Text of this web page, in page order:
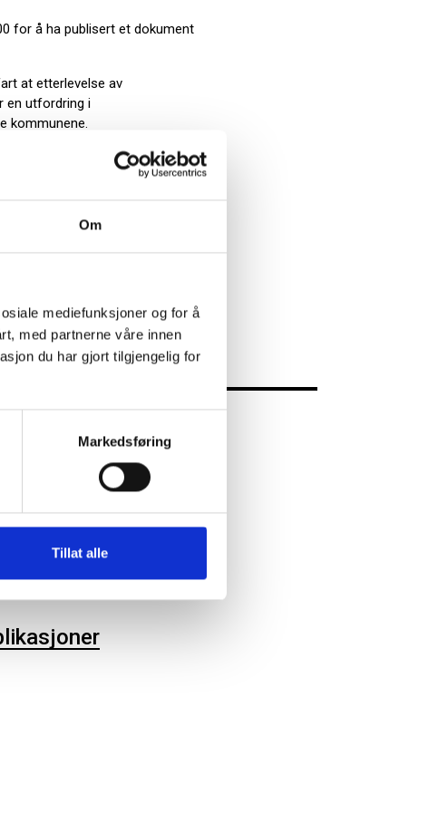
Om
mediefunksjoner og for å
med partnerne våre innen
du har gjort tilgjengelig for
Markedsføring
Tillat alle
for å ha publisert et dokument
at etterlevelse av
en utfordring i
kommunene.
å sette inn funksjonalitet i sine
vil kunne redusere spredningen